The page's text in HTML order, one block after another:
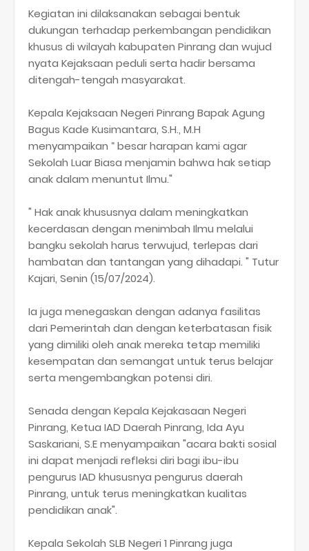
Kegiatan ini dilaksanakan sebagai bentuk
dukungan terhadap perkembangan pendidikan
khusus di wilayah kabupaten Pinrang dan wujud
nyata Kejaksaan peduli serta hadir bersama
ditengah-tengah masyarakat.
Kepala Kejaksaan Negeri Pinrang Bapak Agung
Bagus Kade Kusimantara, S.H., M.H
menyampaikan “ besar harapan kami agar
Sekolah Luar Biasa menjamin bahwa hak setiap
anak dalam menuntut Ilmu."
" Hak anak khususnya dalam meningkatkan
kecerdasan dengan menimbah Ilmu melalui
bangku sekolah harus terwujud, terlepas dari
hambatan dan tantangan yang dihadapi. " Tutur
Kajari, Senin (15/07/2024).
Ia juga menegaskan dengan adanya fasilitas
dari Pemerintah dan dengan keterbatasan fisik
yang dimiliki oleh anak mereka tetap memiliki
kesempatan dan semangat untuk terus belajar
serta mengembangkan potensi diri.
Senada dengan Kepala Kejakasaan Negeri
Pinrang, Ketua IAD Daerah Pinrang, Ida Ayu
Saskariani, S.E menyampaikan "acara bakti sosial
ini dapat menjadi refleksi diri bagi ibu-ibu
pengurus IAD khususnya pengurus daerah
Pinrang, untuk terus meningkatkan kualitas
pendidikan anak".
Kepala Sekolah SLB Negeri 1 Pinrang juga